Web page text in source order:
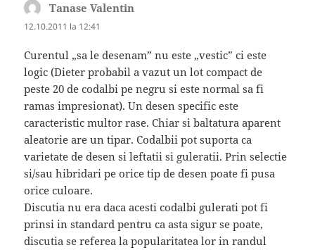
Tanase Valentin
12.10.2011 la 12:41
Curentul „sa le desenam” nu este „vestic” ci este
logic (Dieter probabil a vazut un lot compact de
peste 20 de codalbi pe negru si este normal sa fi
ramas impresionat). Un desen specific este
caracteristic multor rase. Chiar si baltatura aparent
aleatorie are un tipar. Codalbii pot suporta ca
varietate de desen si leftatii si guleratii. Prin selectie
si/sau hibridari pe orice tip de desen poate fi pusa
orice culoare.
Discutia nu era daca acesti codalbi gulerati pot fi
prinsi in standard pentru ca asta sigur se poate,
discutia se referea la popularitatea lor in randul